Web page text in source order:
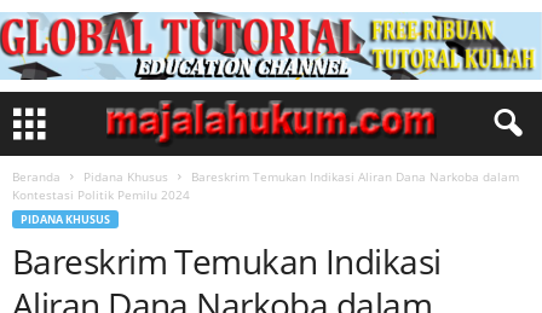
Beranda Pidana Khusus
Bareskrim Temukan Indikasi Aliran Dana Narkoba dalam
Kontestasi Politik Pemilu 2024
PIDANA KHUSUS
Bareskrim Temukan Indikasi